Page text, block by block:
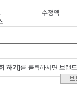
수정액
하기]를 클릭하시면 브랜